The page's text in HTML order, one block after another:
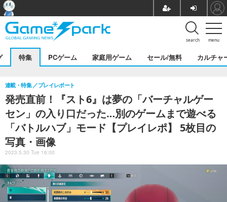
menu
search
特集 PCゲーム 家庭用ゲーム セール/無料 カルチャ
発売直前！『スト6』は夢の「バーチャルゲー
セン」の入り口だった…別のゲームまで遊べる
「バトルハブ」モード【プレイレポ】 5枚目の
写真・画像
連載・特集 プレイレポート
2023.5.30 Tue 16:00